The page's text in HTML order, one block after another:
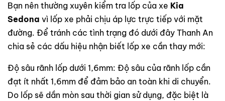
Bạn nên thường xuyên kiểm tra lốp của xe Kia
Sedona vì lốp xe phải chịu áp lực trực tiếp với mặt
đường. Để tránh các tình trạng đó dưới đây Thanh An
chia sẻ các dấu hiệu nhận biết lốp xe cần thay mới:
Độ sâu rãnh lốp dưới 1,6mm: Độ sâu của rãnh lốp cần
đạt ít nhất 1,6mm để đảm bảo an toàn khi di chuyển.
Do lốp sẽ dần mòn sau thời gian sử dụng, đặc biệt là